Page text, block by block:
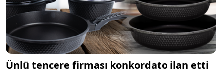
Ünlü tencere firması konkordato ilan etti